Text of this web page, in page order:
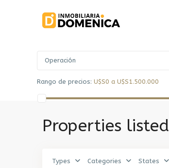
Operación
Rango de precios: U$S0 a U$S1.500.000
Properties
Types Categories States
Barra
Carrasco,
Carrasco